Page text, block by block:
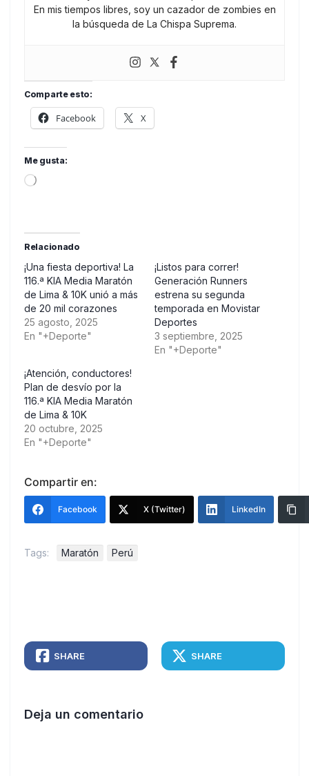
En mis tiempos libres, soy un cazador de zombies en
la búsqueda de La Chispa Suprema.
Comparte esto:
Facebook X
Me gusta:
Loading…
Relacionado
¡Una fiesta deportiva! La
116.ª KIA Media Maratón
de Lima & 10K unió a más
de 20 mil corazones
25 agosto, 2025
En "+Deporte"
¡Listos para correr!
Generación Runners
estrena su segunda
temporada en Movistar
Deportes
3 septiembre, 2025
En "+Deporte"
¡Atención, conductores!
Plan de desvío por la
116.ª KIA Media Maratón
de Lima & 10K
20 octubre, 2025
En "+Deporte"
Compartir en:
Facebook X (Twitter) LinkedIn
Tags: Maratón Perú
SHARE SHARE
Deja un comentario